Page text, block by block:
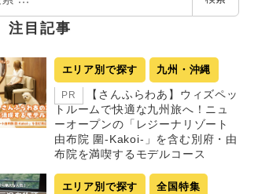
注目記事
エリア別で探す 九州・沖縄
PR
【さんふらわあ】ウィズペッ
トルームで快適な九州旅へ！ニュ
ーオープンの「レジーナリゾート
由布院 圍-Kakoi-」を含む別府・由
布院を満喫するモデルコース
エリア別で探す 全国特集